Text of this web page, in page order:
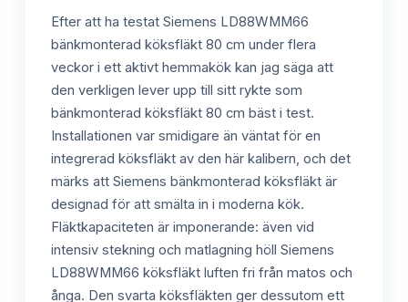
Efter att ha testat Siemens LD88WMM66
bänkmonterad köksfläkt 80 cm under flera
veckor i ett aktivt hemmakök kan jag säga att
den verkligen lever upp till sitt rykte som
bänkmonterad köksfläkt 80 cm bäst i test.
Installationen var smidigare än väntat för en
integrerad köksfläkt av den här kalibern, och det
märks att Siemens bänkmonterad köksfläkt är
designad för att smälta in i moderna kök.
Fläktkapaciteten är imponerande: även vid
intensiv stekning och matlagning höll Siemens
LD88WMM66 köksfläkt luften fri från matos och
ånga. Den svarta köksfläkten ger dessutom ett